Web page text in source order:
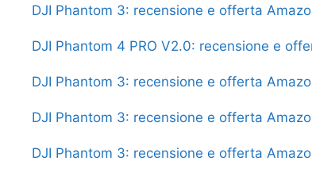
o
o
k
p
p
n
g
er
m
DJI Phantom 3: recensione e offerta
DJI Phantom 4 PRO V2.0: recensione e
DJI Phantom 3: recensione e offerta
DJI Phantom 3: recensione e offerta
DJI Phantom 3: recensione e offerta